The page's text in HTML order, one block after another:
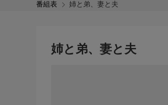
番組表 姉と弟、妻と夫
姉と弟、妻と夫